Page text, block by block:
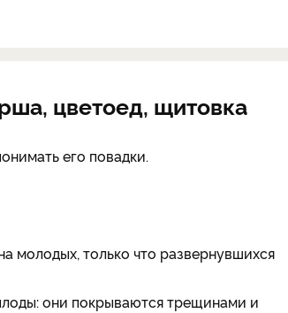
цветоед, щитовка
его повадки.
молодых, только что развернувшихся
они покрываются трещинами и